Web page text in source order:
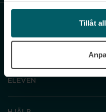
och gå vidare” accepterar
under ”Inställningar” kan
cookies. Du kan återkalla
Tillåt
ELEVEN